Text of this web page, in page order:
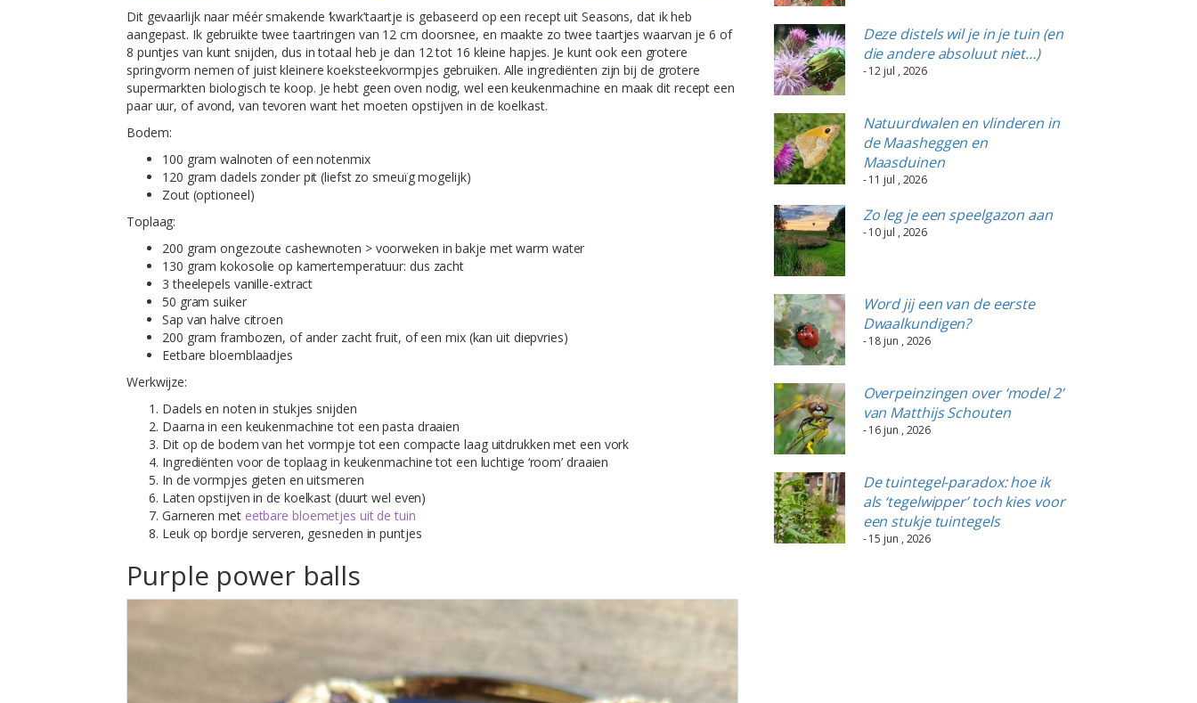
Dit gevaarlijk naar méér smakende ‘kwark’taartje is gebaseerd op een recept uit Seasons, dat ik heb
aangepast. Ik gebruikte twee taartringen van 12 cm doorsnee, en maakte zo twee taartjes waarvan je 6 of
8 puntjes van kunt snijden, dus in totaal heb je dan 12 tot 16 kleine hapjes. Je kunt ook een grotere
springvorm nemen of juist kleinere koeksteekvormpjes gebruiken. Alle ingrediënten zijn bij de grotere
supermarkten biologisch te koop. Je hebt geen oven nodig, wel een keukenmachine en maak dit recept een
paar uur, of avond, van tevoren want het moeten opstijven in de koelkast.
Bodem:
100 gram walnoten of een notenmix
120 gram dadels zonder pit (liefst zo smeuïg mogelijk)
Zout (optioneel)
Toplaag:
200 gram ongezoute cashewnoten > voorweken in bakje met warm water
130 gram kokosolie op kamertemperatuur: dus zacht
3 theelepels vanille-extract
50 gram suiker
Sap van halve citroen
200 gram frambozen, of ander zacht fruit, of een mix (kan uit diepvries)
Eetbare bloemblaadjes
Werkwijze:
Dadels en noten in stukjes snijden
Daarna in een keukenmachine tot een pasta draaien
Dit op de bodem van het vormpje tot een compacte laag uitdrukken met een vork
Ingrediënten voor de toplaag in keukenmachine tot een luchtige ‘room’ draaien
In de vormpjes gieten en uitsmeren
Laten opstijven in de koelkast (duurt wel even)
Garneren met eetbare bloemetjes uit de tuin
Leuk op bordje serveren, gesneden in puntjes
Purple power balls
Deze distels wil je in je tuin (en
die andere absoluut niet…)
- 12 jul , 2026
Natuurdwalen en vlinderen in
de Maasheggen en
Maasduinen
- 11 jul , 2026
Zo leg je een speelgazon aan
- 10 jul , 2026
Word jij een van de eerste
Dwaalkundigen?
- 18 jun , 2026
Overpeinzingen over ‘model 2’
van Matthijs Schouten
- 16 jun , 2026
De tuintegel-paradox: hoe ik
als ‘tegelwipper’ toch kies voor
een stukje tuintegels
- 15 jun , 2026